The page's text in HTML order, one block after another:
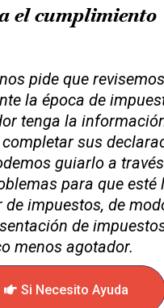
el cumplimiento
pide que
la época de
tenga la
sus
guiarlo a
para que esté
impuestos, de
de
menos agotador.
Si Necesito Ayuda